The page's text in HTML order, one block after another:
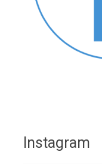
Instagram